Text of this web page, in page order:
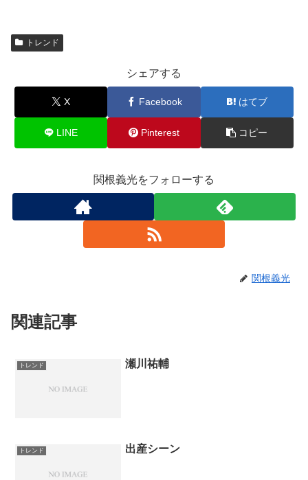
トレンド
シェアする
X Facebook はてブ
LINE Pinterest コピー
関根義光をフォローする
関根義光
関連記事
トレンド 瀬川祐輔
トレンド 出産シーン